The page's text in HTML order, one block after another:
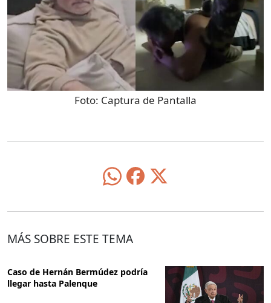
Foto: Captura de Pantalla
MÁS SOBRE ESTE TEMA
Caso de Hernán Bermúdez podría
llegar hasta Palenque